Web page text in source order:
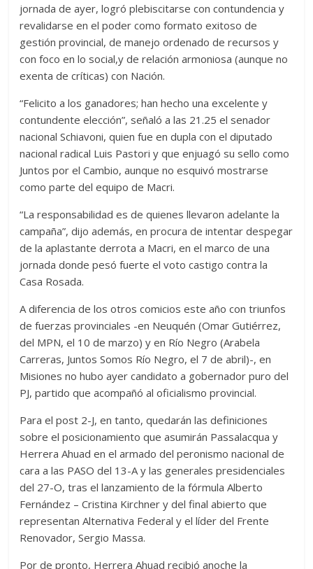
jornada de ayer, logró plebiscitarse con contundencia y
revalidarse en el poder como formato exitoso de
gestión provincial, de manejo ordenado de recursos y
con foco en lo social,y de relación armoniosa (aunque no
exenta de críticas) con Nación.
“Felicito a los ganadores; han hecho una excelente y
contundente elección”, señaló a las 21.25 el senador
nacional Schiavoni, quien fue en dupla con el diputado
nacional radical Luis Pastori y que enjuagó su sello como
Juntos por el Cambio, aunque no esquivó mostrarse
como parte del equipo de Macri.
“La responsabilidad es de quienes llevaron adelante la
campaña”, dijo además, en procura de intentar despegar
de la aplastante derrota a Macri, en el marco de una
jornada donde pesó fuerte el voto castigo contra la
Casa Rosada.
A diferencia de los otros comicios este año con triunfos
de fuerzas provinciales -en Neuquén (Omar Gutiérrez,
del MPN, el 10 de marzo) y en Río Negro (Arabela
Carreras, Juntos Somos Río Negro, el 7 de abril)-, en
Misiones no hubo ayer candidato a gobernador puro del
PJ, partido que acompañó al oficialismo provincial.
Para el post 2-J, en tanto, quedarán las definiciones
sobre el posicionamiento que asumirán Passalacqua y
Herrera Ahuad en el armado del peronismo nacional de
cara a las PASO del 13-A y las generales presidenciales
del 27-O, tras el lanzamiento de la fórmula Alberto
Fernández – Cristina Kirchner y del final abierto que
representan Alternativa Federal y el líder del Frente
Renovador, Sergio Massa.
Por de pronto, Herrera Ahuad recibió anoche la